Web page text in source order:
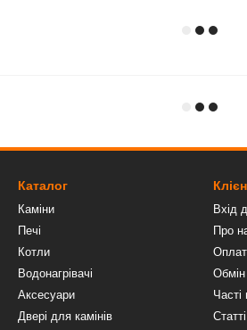
Каталог
Каміни
Печі
Котли
Водонагрівачі
Аксесуари
Двері для камінів
Вхід
Про
Часті
Статті